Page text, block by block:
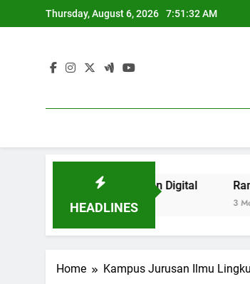
to
Thursday, August 6, 2026 7:51:32 AM
HEADLINES
pada Kepanitiaan Digital Rantai
3 Months
Home Kampus Jurusan Ilmu